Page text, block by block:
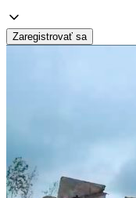
Zaregistrovať sa